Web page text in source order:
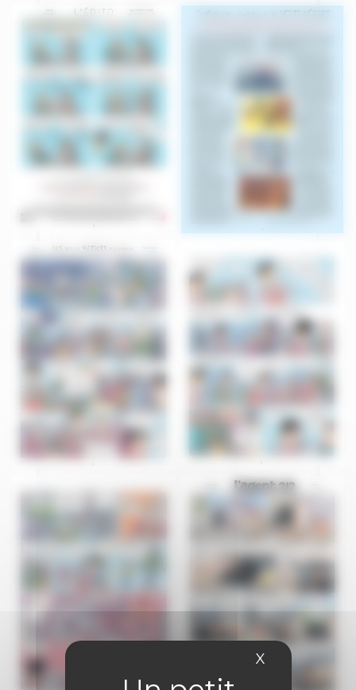
X Masquer le